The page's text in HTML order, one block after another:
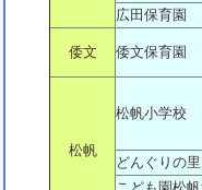
広田保育園
倭文 倭文保育園
松帆
松帆小学校
どんぐりの里